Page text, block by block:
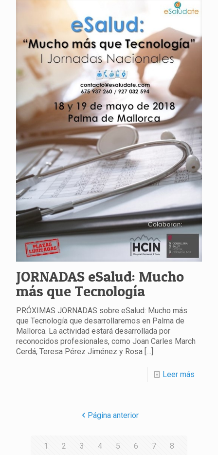
JORNADAS eSalud: Mucho
más que Tecnología
PRÓXIMAS JORNADAS sobre eSalud: Mucho más
que Tecnología que desarrollaremos en Palma de
Mallorca. La actividad estará desarrollada por
reconocidos profesionales, como Joan Carles March
Cerdá, Teresa Pérez Jiménez y Rosa […]
Leer más
Página anterior
1 2 3 4 5 6 7
8